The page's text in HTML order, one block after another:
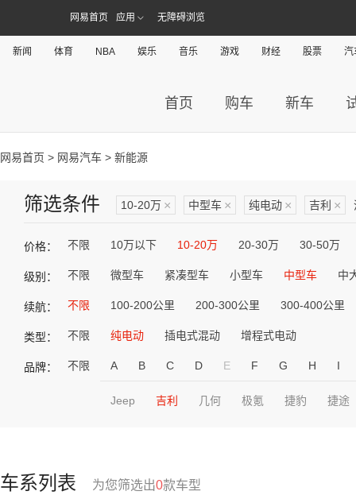
网易首页 应用 无障碍浏览
新闻 体育 NBA 娱乐 音乐 游戏 财经 股票 汽
首页 购车 新车
网易首页 > 网易汽车 > 新能源
筛选条件 10-20万 × 中型车 × 纯电动 × 吉利 ×
价格： 不限 10万以下 10-20万 20-30万 30-50万
级别： 不限 微型车 紧凑型车 小型车 中型车 中
续航： 不限 100-200公里 200-300公里 300-400公里
类型： 不限 纯电动 插电式混动 增程式电动
品牌： 不限 A B C D E F G H I
Jeep 吉利 几何 极氪 捷豹 捷途
车系列表 为您筛选出0款车型